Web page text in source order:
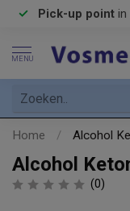
Pick-up point in
MENU
Home / Alcohol
Alcohol
(0)